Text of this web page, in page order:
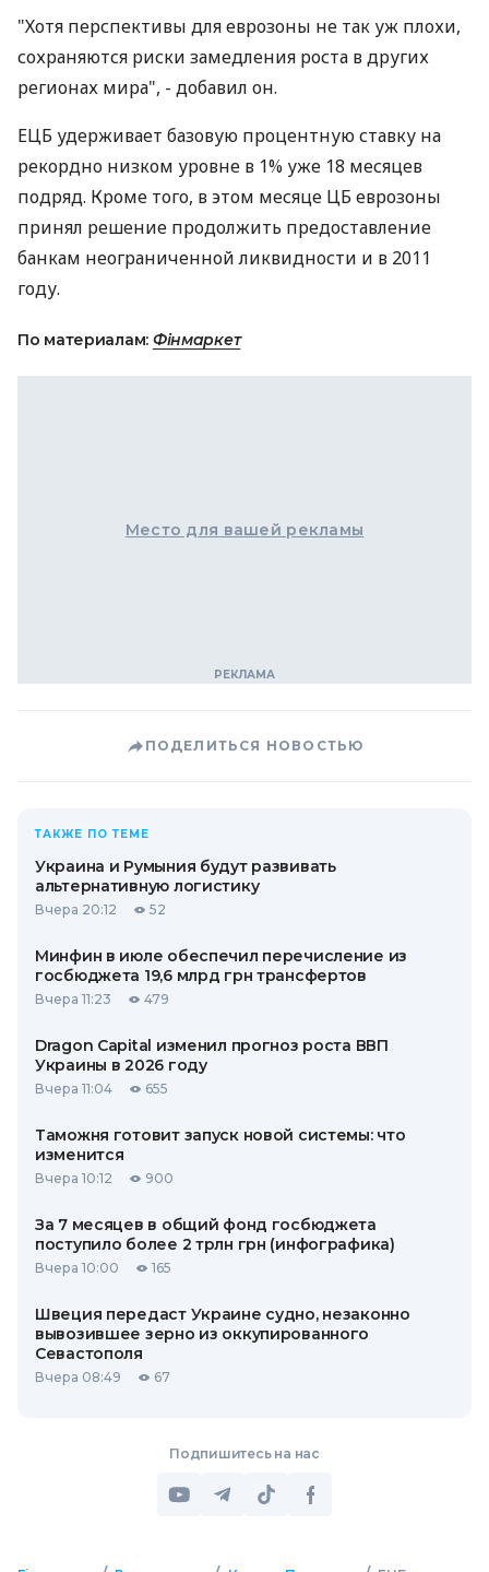
"Хотя перспективы для еврозоны не так уж плохи,
сохраняются риски замедления роста в других
регионах мира", - добавил он.
ЕЦБ удерживает базовую процентную ставку на
рекордно низком уровне в 1% уже 18 месяцев
подряд. Кроме того, в этом месяце ЦБ еврозоны
принял решение продолжить предоставление
банкам неограниченной ликвидности и в 2011
году.
По материалам: Фінмаркет
Место для вашей рекламы
ПОДЕЛИТЬСЯ НОВОСТЬЮ
ТАКЖЕ ПО ТЕМЕ
Украина и Румыния будут развивать
альтернативную логистику
Вчера 20:12 52
Минфин в июле обеспечил перечисление из
госбюджета 19,6 млрд грн трансфертов
Вчера 11:23 479
Dragon Capital изменил прогноз роста ВВП
Украины в 2026 году
Вчера 11:04 655
Таможня готовит запуск новой системы: что
изменится
Вчера 10:12 900
За 7 месяцев в общий фонд госбюджета
поступило более 2 трлн грн (инфографика)
Вчера 10:00 165
Швеция передаст Украине судно, незаконно
вывозившее зерно из оккупированного
Севастополя
Вчера 08:49 67
Подпишитесь на нас